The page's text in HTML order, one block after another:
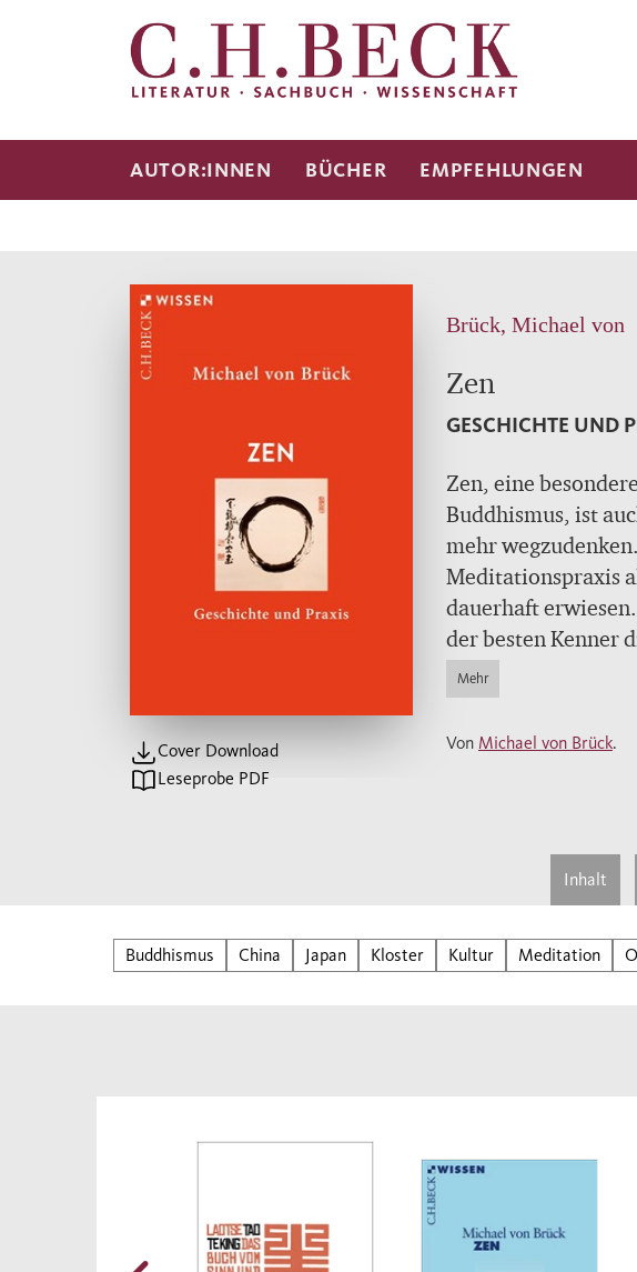
AUTOR:INNEN BÜCHER EMPFEHLUNGEN
Cover Download
Leseprobe PDF
Brück, Michael von
Zen
GESCHICHTE UND
Zen, eine
Buddhismus, ist
mehr
Meditationspraxis
dauerhaft
der besten Kenner
traditionsreichen
erläutert die
Mehr
Von Michael von Brück.
Inhalt
Buddhismus China Japan Kloster Kultur Meditation